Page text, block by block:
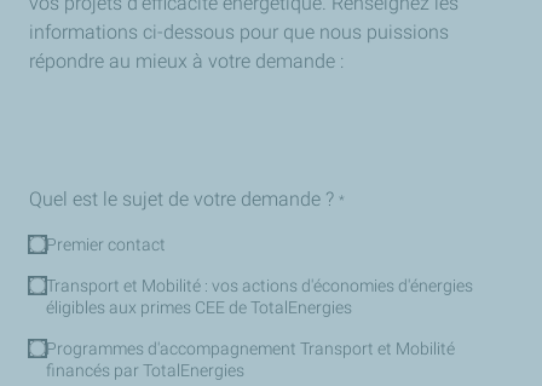
informations ci-dessous pour que nous puissions
répondre au mieux à votre demande :
Quel
le
sujet
de
votre
demande
Quel est le sujet de votre demande ? *
Premier contact
Transport et Mobilité : vos actions d'économies d'énergies
éligibles aux primes CEE de TotalEnergies
Programmes d'accompagnement Transport et Mobilité
financés par TotalEnergies